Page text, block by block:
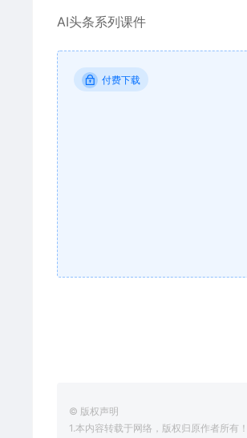
AI头条系列课件
付费下载
© 版权声明
1.本内容转载于网络，版权归原作者所有！